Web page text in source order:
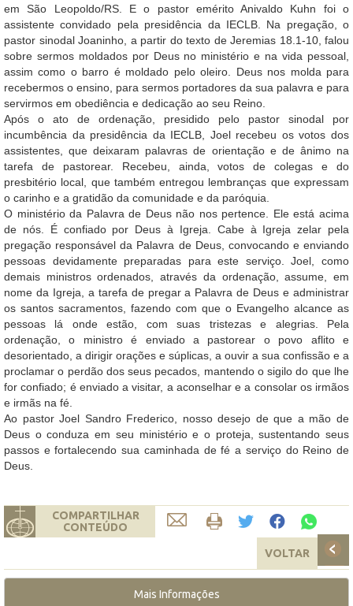
em São Leopoldo/RS. E o pastor emérito Anivaldo Kuhn foi o
assistente convidado pela presidência da IECLB. Na pregação, o
pastor sinodal Joaninho, a partir do texto de Jeremias 18.1-10, falou
sobre sermos moldados por Deus no ministério e na vida pessoal,
assim como o barro é moldado pelo oleiro. Deus nos molda para
recebermos o ensino, para sermos portadores da sua palavra e para
servirmos em obediência e dedicação ao seu Reino.
Após o ato de ordenação, presidido pelo pastor sinodal por
incumbência da presidência da IECLB, Joel recebeu os votos dos
assistentes, que deixaram palavras de orientação e de ânimo na
tarefa de pastorear. Recebeu, ainda, votos de colegas e do
presbitério local, que também entregou lembranças que expressam
o carinho e a gratidão da comunidade e da paróquia.
O ministério da Palavra de Deus não nos pertence. Ele está acima
de nós. É confiado por Deus à Igreja. Cabe à Igreja zelar pela
pregação responsável da Palavra de Deus, convocando e enviando
pessoas devidamente preparadas para este serviço. Joel, como
demais ministros ordenados, através da ordenação, assume, em
nome da Igreja, a tarefa de pregar a Palavra de Deus e administrar
os santos sacramentos, fazendo com que o Evangelho alcance as
pessoas lá onde estão, com suas tristezas e alegrias. Pela
ordenação, o ministro é enviado a pastorear o povo aflito e
desorientado, a dirigir orações e súplicas, a ouvir a sua confissão e a
proclamar o perdão dos seus pecados, mantendo o sigilo do que lhe
for confiado; é enviado a visitar, a aconselhar e a consolar os irmãos
e irmãs na fé.
Ao pastor Joel Sandro Frederico, nosso desejo de que a mão de
Deus o conduza em seu ministério e o proteja, sustentando seus
passos e fortalecendo sua caminhada de fé a serviço do Reino de
Deus.
COMPARTILHAR
CONTEÚDO
VOLTAR
Mais Informações